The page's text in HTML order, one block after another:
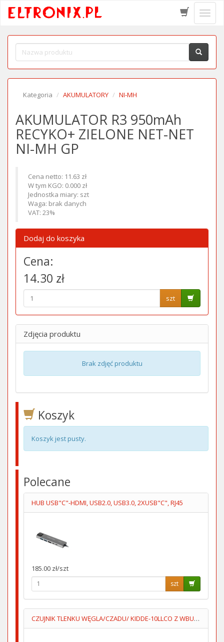
menu
Kategoria AKUMULATORY NI-MH
AKUMULATOR R3 950mAh
RECYKO+ ZIELONE NET-NET
NI-MH GP
Cena netto: 11.63 zł
W tym KGO: 0.000 zł
Jednostka miary: szt
Waga: brak danych
VAT: 23%
Dodaj do koszyka
Cena:
14.30 zł
szt
Zdjęcia produktu
Brak zdjęć produktu
Koszyk
Koszyk jest pusty.
Polecane
HUB USB"C"-HDMI, USB2.0, USB3.0, 2XUSB"C", RJ45
185.00 zł/szt
szt
CZUJNIK TLENKU WĘGLA/CZADU/ KIDDE-10LLCO Z WBUDOWANĄ BATERIĄ